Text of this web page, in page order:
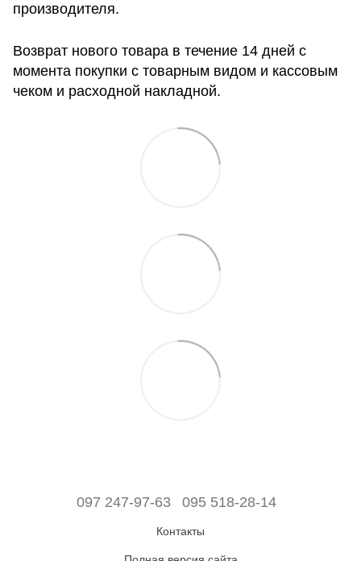
производителя.
Возврат нового товара в течение 14 дней с
момента покупки с товарным видом и кассовым
чеком и расходной накладной.
097 247-97-63 095 518-28-14
Контакты